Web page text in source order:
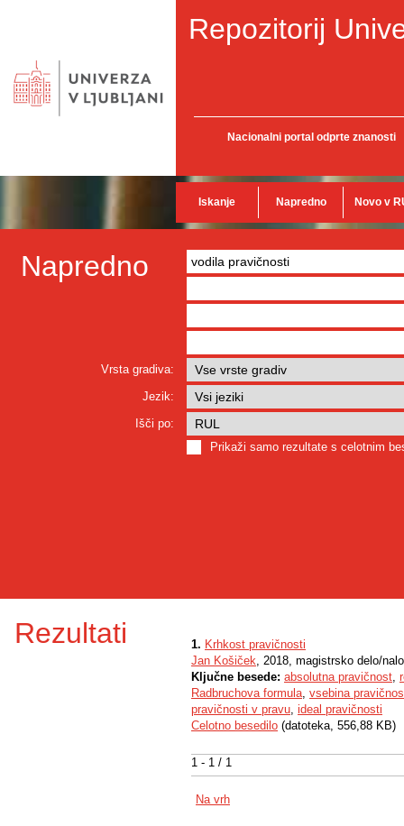
Repozitorij
Nacionalni portal odprte znanosti
Iskanje Napredno Novo v
Napredno
Vrsta gradiva:
Jezik:
Išči po:
Prikaži samo rezultate s celotnim
Rezultati
1 - 1 / 1
1. Krhkost pravičnosti
Jan Košiček, 2018, magistrsko delo/
Ključne besede: absolutna pravičnost,
Radbruchova formula, vsebina
pravičnosti v pravu, ideal pravičnosti
Celotno besedilo (datoteka, 556,88 KB)
Na vrh